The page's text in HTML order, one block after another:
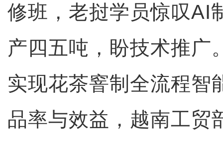
修班，老挝学员惊叹AI
产四五吨，盼技术推广
实现花茶窨制全流程智
品率与效益，越南工贸